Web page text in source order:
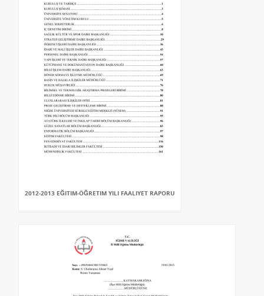
2012-2013 EĞITIM-ÖĞRETIM YILI FAALIYET RAPORU